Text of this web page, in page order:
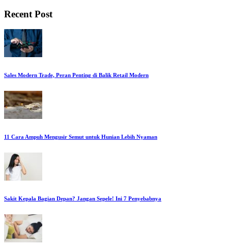
Recent Post
Sales Modern Trade, Peran Penting di Balik Retail Modern
11 Cara Ampuh Mengusir Semut untuk Hunian Lebih Nyaman
Sakit Kepala Bagian Depan? Jangan Sepele! Ini 7 Penyebabnya